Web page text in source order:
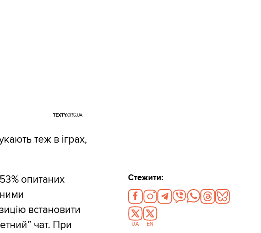
теж в іграх,
опитаних
встановити
чат. При
Стежити:
UA EN